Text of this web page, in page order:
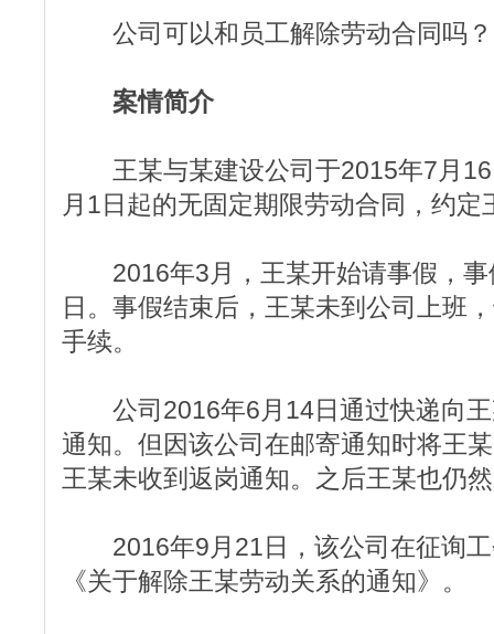
公司可以和员工解除劳动合同吗？
案情简介
王某与某建设公司于2015年7月16
月1日起的无固定期限劳动合同，约定
2016年3月，王某开始请事假，事
日。事假结束后，王某未到公司上班
手续。
公司2016年6月14日通过快递向王
通知。但因该公司在邮寄通知时将王
王某未收到返岗通知。之后王某也仍
2016年9月21日，该公司在征询工
《关于解除王某劳动关系的通知》。